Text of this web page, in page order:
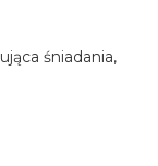
śniadania,